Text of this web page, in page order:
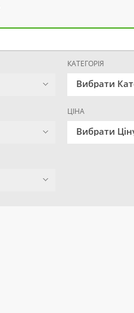
КАТЕГОРІЯ
Вибрати
ЦІНА
Вибрати